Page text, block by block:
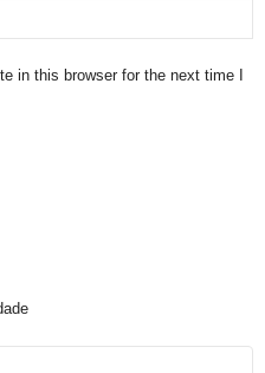
in this browser for the next time I